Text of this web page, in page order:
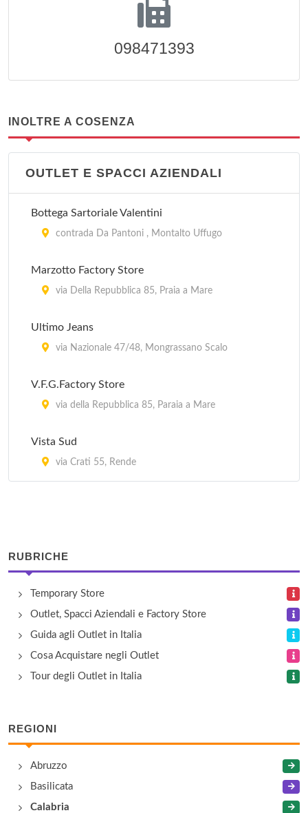
098471393
INOLTRE A COSENZA
OUTLET E SPACCI AZIENDALI
Bottega Sartoriale Valentini
contrada Da Pantoni , Montalto Uffugo
Marzotto Factory Store
via Della Repubblica 85, Praia a Mare
Ultimo Jeans
via Nazionale 47/48, Mongrassano Scalo
V.F.G.Factory Store
via della Repubblica 85, Paraia a Mare
Vista Sud
via Crati 55, Rende
RUBRICHE
Temporary Store
Outlet, Spacci Aziendali e Factory Store
Guida agli Outlet in Italia
Cosa Acquistare negli Outlet
Tour degli Outlet in Italia
REGIONI
Abruzzo
Basilicata
Calabria